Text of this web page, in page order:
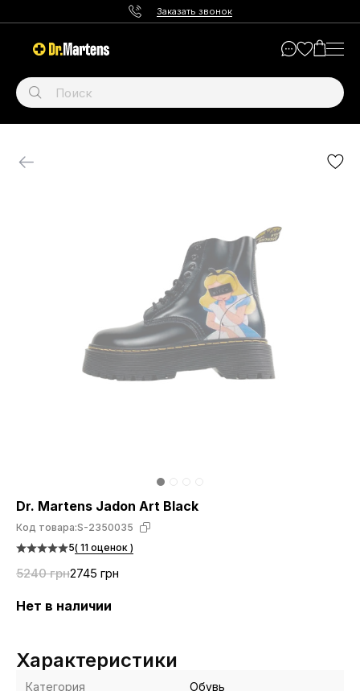
Заказать звонок
Dr. Martens Jadon Art Black
Код товара:S-2350035
5( 11 оценок )
5240 грн2745 грн
Нет в наличии
Характеристики
Категория Обувь